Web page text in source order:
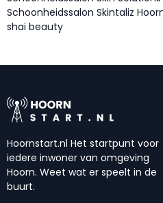
Schoonheidssalon Skintaliz
shai beauty
Hoornstart.nl Het startpunt voor
iedere inwoner van omgeving
Hoorn. Weet wat er speelt in de
buurt.